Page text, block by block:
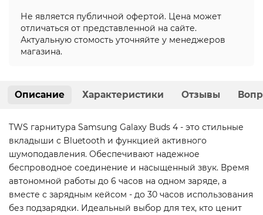
Не является публичной офертой. Цена может
отличаться от представленной на сайте.
Актуальную стомость уточняйте у менеджеров
магазина.
Описание Характеристики Отзывы
TWS гарнитура Samsung Galaxy Buds 4 - это стильные
вкладыши с Bluetooth и функцией активного
шумоподавления. Обеспечивают надежное
беспроводное соединение и насыщенный звук. Время
автономной работы до 6 часов на одном заряде, а
вместе с зарядным кейсом - до 30 часов использования
без подзарядки. Идеальный выбор для тех, кто ценит